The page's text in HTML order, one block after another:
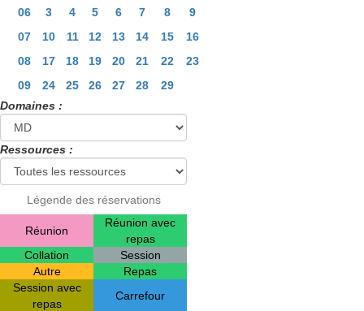
06
3 4 5 6 7 8
9
07
10 11 12 13 14 15
16
08
17 18 19 20 21 22
23
09
24 25 26 27 28
29
Domaines :
Ressources :
Légende des réservations
Réunion
Réunion avec
repas
Collation
Session
Autre
Repas
Session avec
repas
Carrefour